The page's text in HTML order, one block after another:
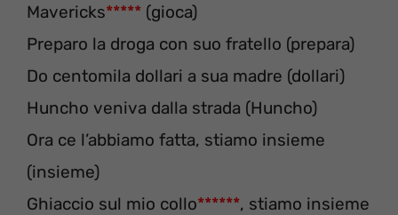
Mavericks***** (gioca)
Preparo la droga con suo fratello (prepara)
Do centomila dollari a sua madre (dollari)
Huncho veniva dalla strada (Huncho)
Ora ce l’abbiamo fatta, stiamo insieme
(insieme)
Ghiaccio sul mio collo******, stiamo insieme